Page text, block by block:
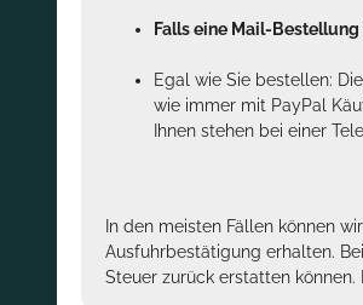
Falls eine Mail-
Egal wie Sie bestellen:
wie immer mit PayPal
Ihnen stehen bei einer
In den meisten Fällen können
Ausfuhrbestätigung erhalten.
Steuer zurück erstatten